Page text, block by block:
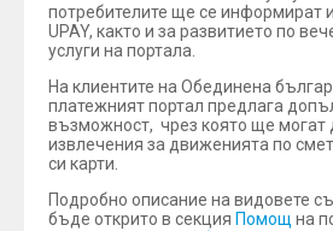
потребителите ще се информират
UPAY, както и за развитието по
услуги на портала.
На клиентите на Обединена
платежният портал предлага
възможност, чрез която ще могат
извлечения за движенията по
си карти.
Подробно описание на видовете
бъде открито в секция Помощ на